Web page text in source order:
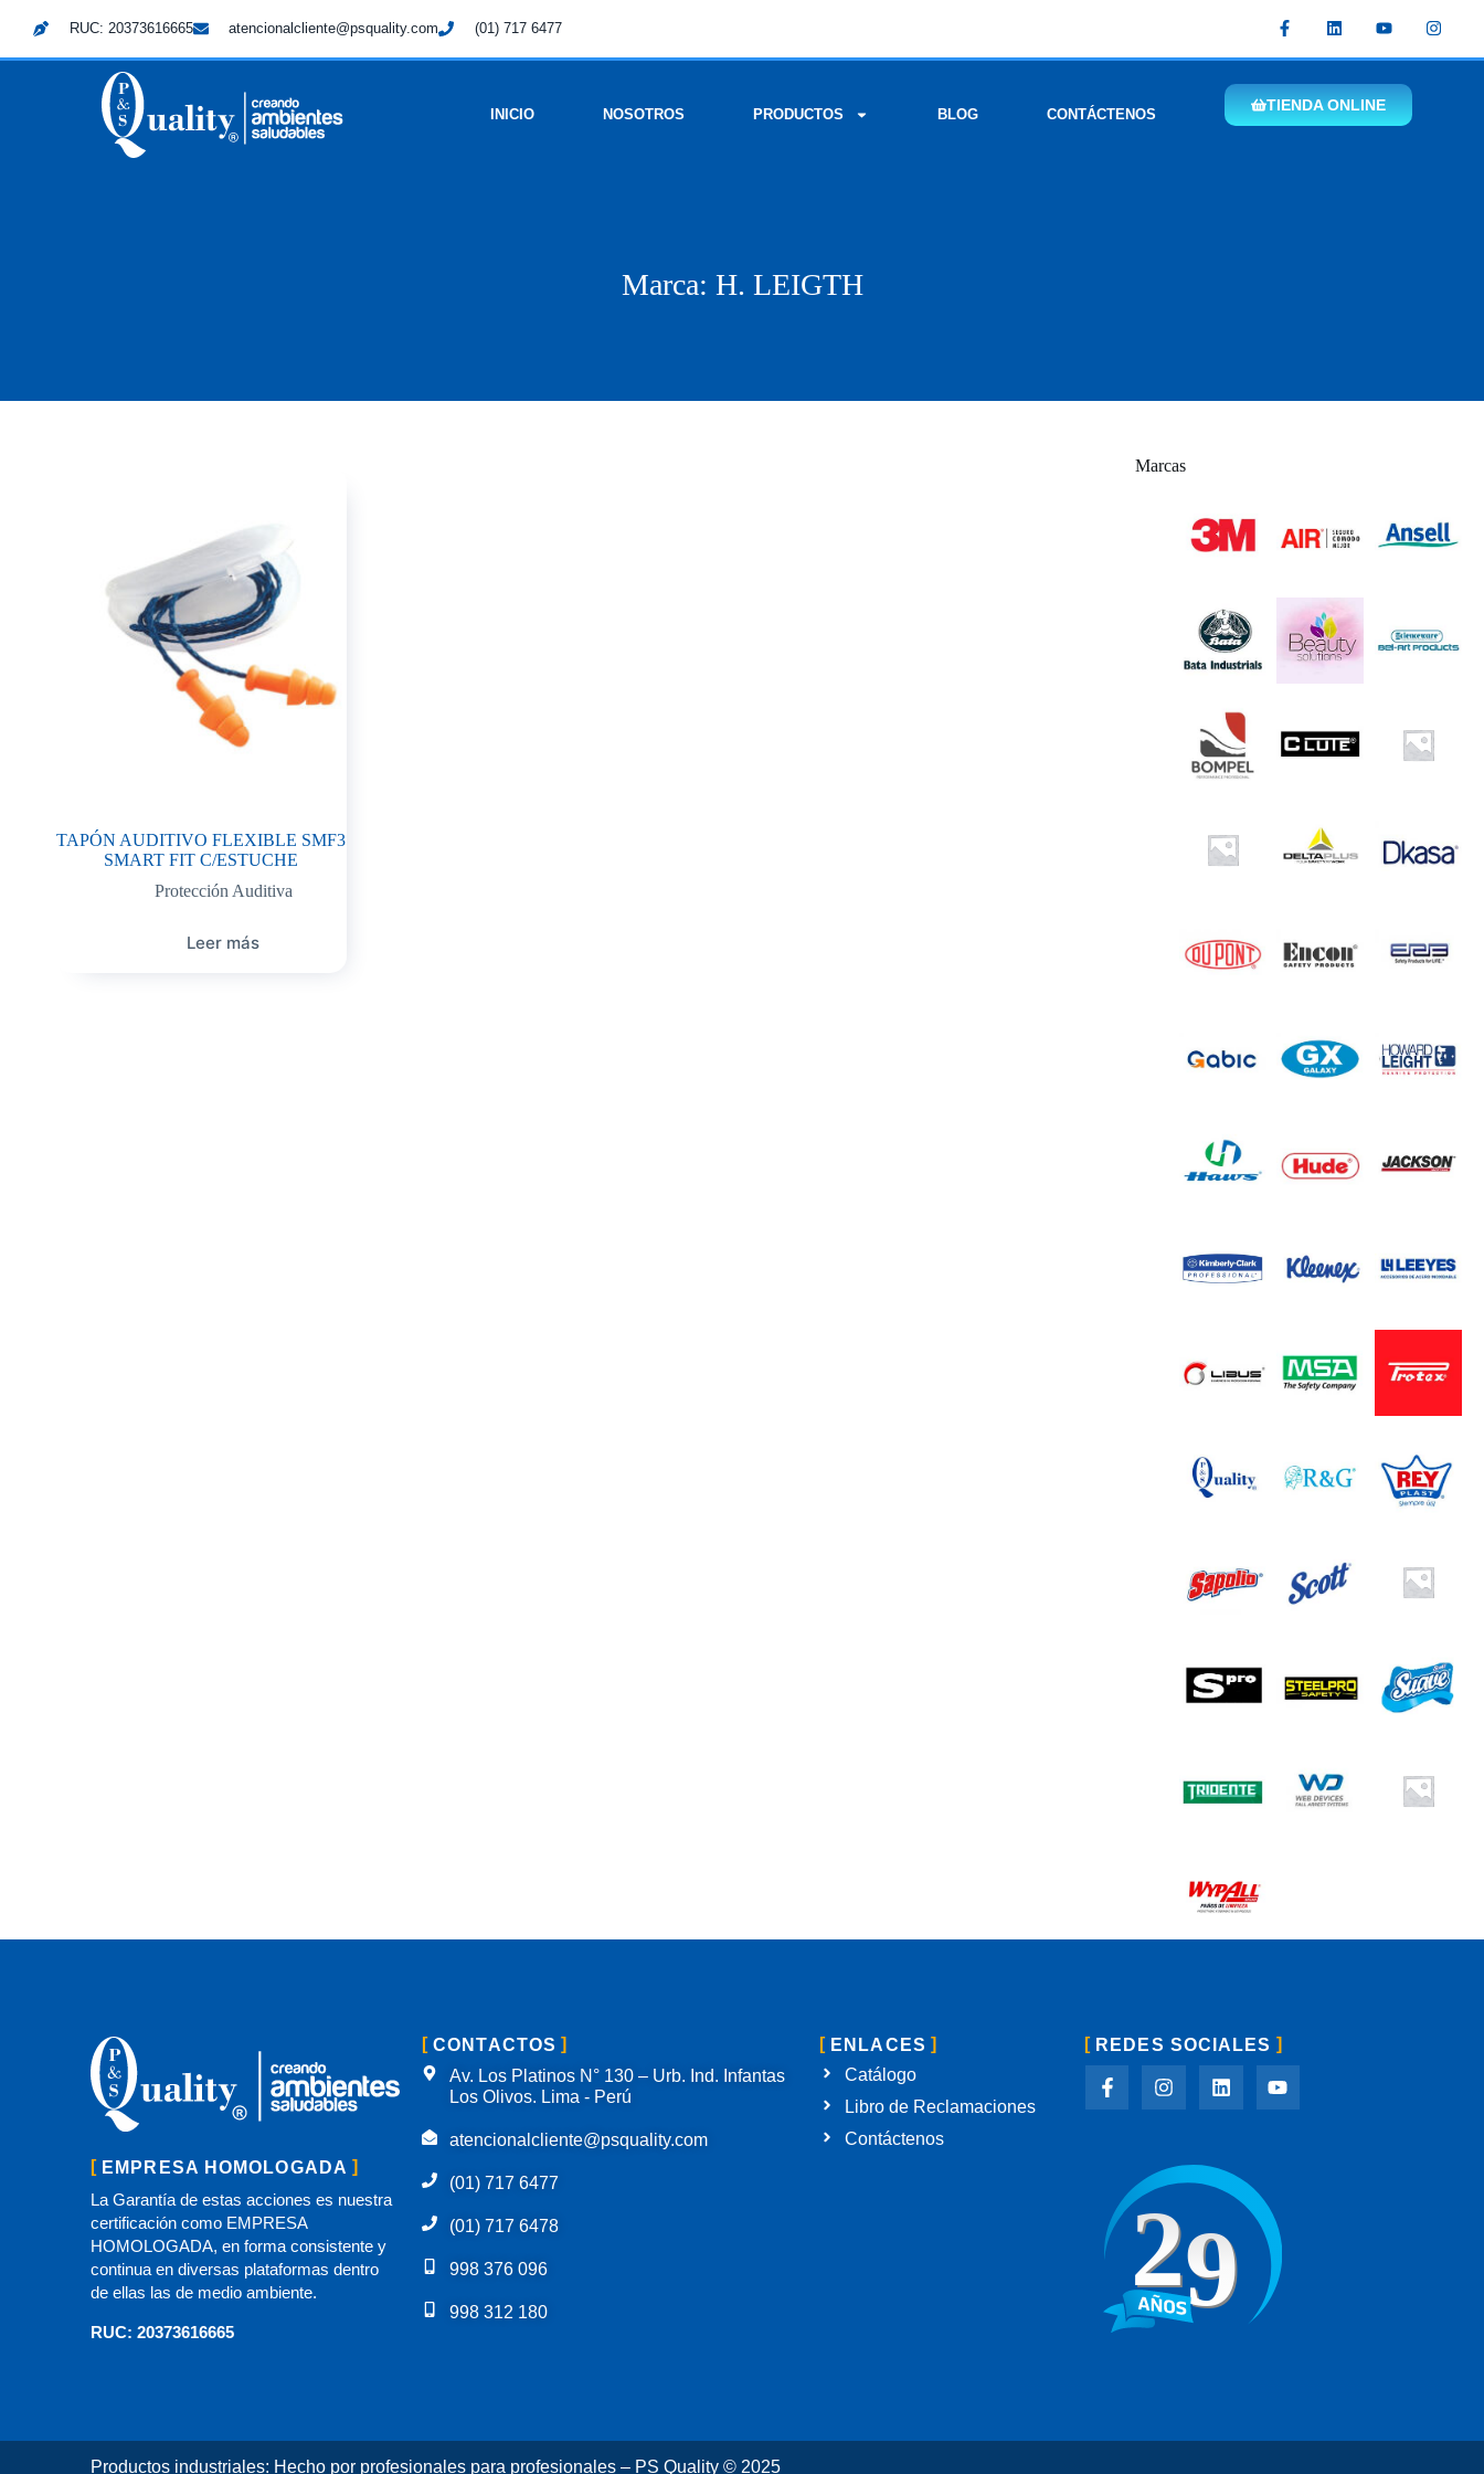
RUC: 20373616665 atencionalcliente@psquality.com (01) 717 6477
INICIO NOSOTROS PRODUCTOS BLOG CONTÁCTENOS
TIENDA ONLINE
Marca: H. LEIGTH
TAPÓN AUDITIVO FLEXIBLE SMF3
SMART FIT C/ESTUCHE
Protección Auditiva
Leer más
Marcas
EMPRESA HOMOLOGADA
La Garantía de estas acciones es nuestra
certificación como EMPRESA
HOMOLOGADA, en forma consistente y
continua en diversas plataformas dentro
de ellas las de medio ambiente.
RUC: 20373616665
CONTACTOS
Av. Los Platinos N° 130 – Urb. Ind. Infantas
Los Olivos. Lima - Perú
atencionalcliente@psquality.com
(01) 717 6477
(01) 717 6478
998 376 096
998 312 180
ENLACES
Catálogo
Libro de Reclamaciones
Contáctenos
REDES SOCIALES
Productos industriales: Hecho por profesionales para profesionales – PS Quality © 2025